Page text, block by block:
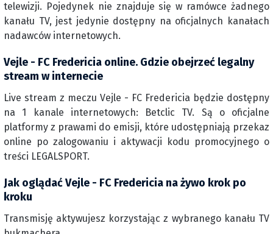
telewizji. Pojedynek nie znajduje się w ramówce żadnego
kanału TV, jest jedynie dostępny na oficjalnych kanałach
nadawców internetowych.
Vejle - FC Fredericia online. Gdzie obejrzeć legalny
stream w internecie
Live stream z meczu Vejle - FC Fredericia będzie dostępny
na 1 kanale internetowych: Betclic TV. Są o oficjalne
platformy z prawami do emisji, które udostępniają przekaz
online po zalogowaniu i aktywacji kodu promocyjnego o
treści LEGALSPORT.
Jak oglądać Vejle - FC Fredericia na żywo krok po
kroku
Transmisję aktywujesz korzystając z wybranego kanału TV